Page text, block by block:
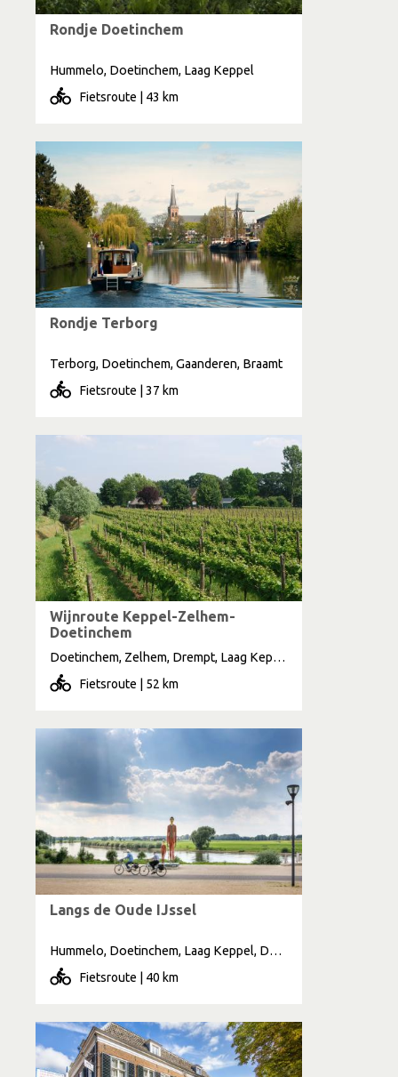
Rondje Doetinchem
Hummelo, Doetinchem, Laag Keppel
Fietsroute | 43 km
Rondje Terborg
Terborg, Doetinchem, Gaanderen, Braamt
Fietsroute | 37 km
Wijnroute Keppel-Zelhem-
Doetinchem
Doetinchem, Zelhem, Drempt, Laag Keppel, Hoog Keppel
Fietsroute | 52 km
Langs de Oude IJssel
Hummelo, Doetinchem, Laag Keppel, Doesburg
Fietsroute | 40 km